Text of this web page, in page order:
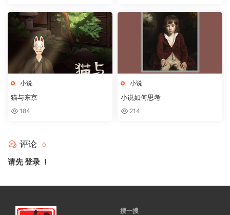
小说
猫与东京
184
小说
小说如何思考
214
评论 0
请先登录 ！
搜一搜